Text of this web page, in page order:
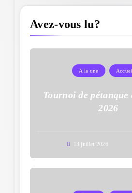
Avez-vous lu?
A la une Accueil
Tournoi de
2026
13 juillet 2026